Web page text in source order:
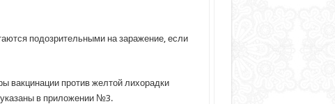
подозрительными на заражение, если
вакцинации против желтой лихорадки
в приложении №3.